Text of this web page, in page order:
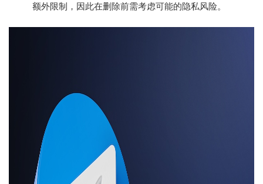
额外限制，因此在删除前需考虑可能的隐私风险。